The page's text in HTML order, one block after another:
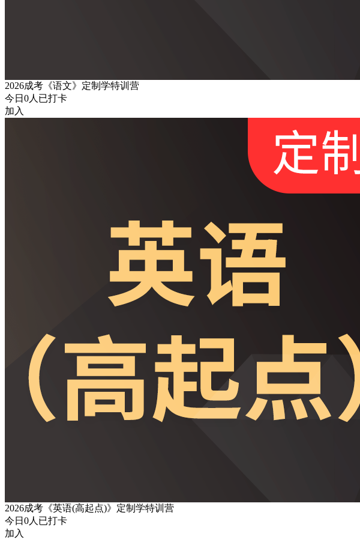
2026成考《语文》定制学特训营
今日 0人已打卡
加入
2026成考《英语(高起点)》定制学特训营
今日 0人已打卡
加入